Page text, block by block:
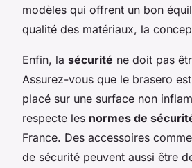
modèles qui offrent un bon
qualité des matériaux, la
Enfin, la sécurité ne doit pas
Assurez-vous que le brasero
placé sur une surface non
respecte les normes de
France. Des accessoires
de sécurité peuvent aussi être